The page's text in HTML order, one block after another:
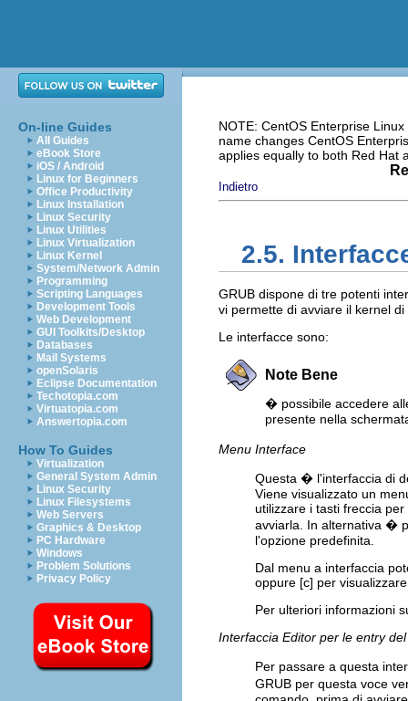
On-line Guides
All Guides
eBook Store
iOS / Android
Linux for Beginners
Office Productivity
Linux Installation
Linux Security
Linux Utilities
Linux Virtualization
Linux Kernel
System/Network Admin
Programming
Scripting Languages
Development Tools
Web Development
GUI Toolkits/Desktop
Databases
Mail Systems
openSolaris
Eclipse Documentation
Techotopia.com
Virtuatopia.com
Answertopia.com
How To Guides
Virtualization
General System Admin
Linux Security
Linux Filesystems
Web Servers
Graphics & Desktop
PC Hardware
Windows
Problem Solutions
Privacy Policy
NOTE: CentOS Enterprise
name changes CentOS
applies equally to both Red Hat
Indietro
2.5.
GRUB dispone di tre potenti
vi permette di avviare il kernel
Le interfacce sono:
Note Bene
� possibile accedere
presente nella
Menu Interface
Questa � l'interfaccia di
Viene visualizzato un
utilizzare i tasti freccia
avviarla. In alternativa �
l'opzione predefinita.
Dal menu a interfaccia
oppure [c] per
Per ulteriori informazioni
Interfaccia Editor per le entry
Per passare a questa
GRUB per questa voce